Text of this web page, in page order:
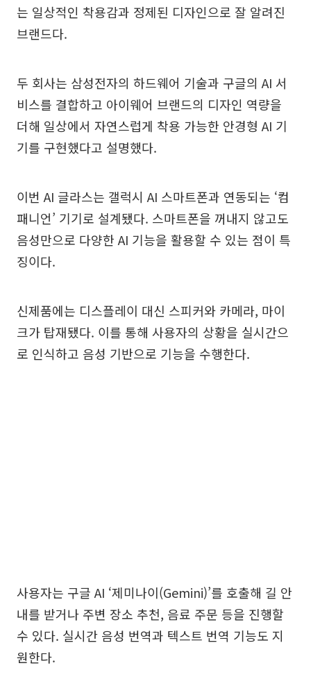
는 일상적인 착용감과 정제된 디자인으로 잘 알려진
브랜드다.
두 회사는 삼성전자의 하드웨어 기술과 구글의 AI 서
비스를 결합하고 아이웨어 브랜드의 디자인 역량을
더해 일상에서 자연스럽게 착용 가능한 안경형 AI 기
기를 구현했다고 설명했다.
이번 AI 글라스는 갤럭시 AI 스마트폰과 연동되는 ‘컴
패니언’ 기기로 설계됐다. 스마트폰을 꺼내지 않고도
음성만으로 다양한 AI 기능을 활용할 수 있는 점이 특
징이다.
신제품에는 디스플레이 대신 스피커와 카메라, 마이
크가 탑재됐다. 이를 통해 사용자의 상황을 실시간으
로 인식하고 음성 기반으로 기능을 수행한다.
사용자는 구글 AI ‘제미나이(Gemini)’를 호출해 길 안
내를 받거나 주변 장소 추천, 음료 주문 등을 진행할
수 있다. 실시간 음성 번역과 텍스트 번역 기능도 지
원한다.